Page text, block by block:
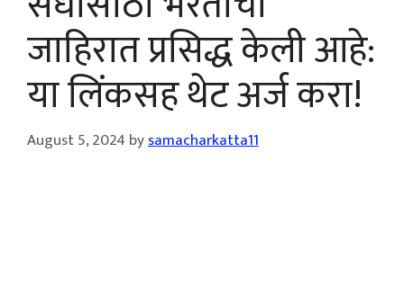
जाहिरात प्रसिद्ध केली आहे:
या लिंकसह थेट अर्ज करा!
August 5, 2024 bysamacharkatta11